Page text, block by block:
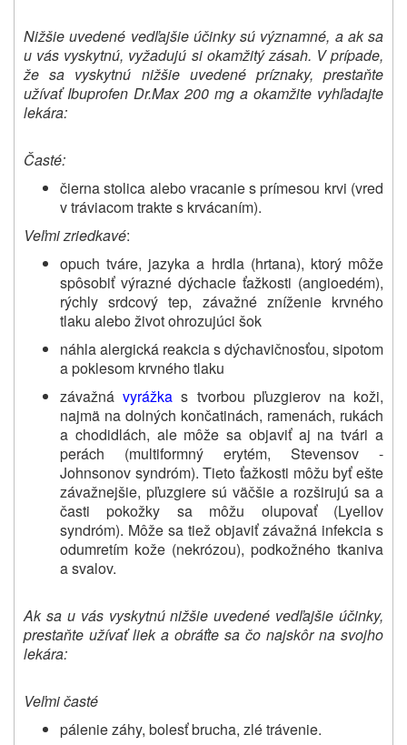
Nižšie uvedené vedľajšie účinky sú významné, a ak sa
u vás vyskytnú, vyžadujú si okamžitý zásah. V prípade,
že sa vyskytnú nižšie uvedené príznaky, prestaňte
užívať Ibuprofen Dr.Max 200 mg a okamžite vyhľadajte
lekára:
Časté:
čierna stolica alebo vracanie s prímesou krvi (vred
v tráviacom trakte s krvácaním).
Veľmi zriedkavé:
opuch tváre, jazyka a hrdla (hrtana), ktorý môže
spôsobiť výrazné dýchacie ťažkosti (angioedém),
rýchly srdcový tep, závažné zníženie krvného
tlaku alebo život ohrozujúci šok
náhla alergická reakcia s dýchavičnosťou, sipotom
a poklesom krvného tlaku
závažnávyrážka s tvorbou pľuzgierov na koži,
najmä na dolných končatinách, ramenách, rukách
a chodidlách, ale môže sa objaviť aj na tvári a
perách (multiformný erytém, Stevensov -
Johnsonov syndróm). Tieto ťažkosti môžu byť ešte
závažnejšie, pľuzgiere sú väčšie a rozširujú sa a
časti pokožky sa môžu olupovať (Lyellov
syndróm). Môže sa tiež objaviť závažná infekcia s
odumretím kože (nekrózou), podkožného tkaniva
a svalov.
Ak sa u vás vyskytnú nižšie uvedené vedľajšie účinky,
prestaňte užívať liek a obráťte sa čo najskôr na svojho
lekára:
Veľmi časté
pálenie záhy, bolesť brucha, zlé trávenie.